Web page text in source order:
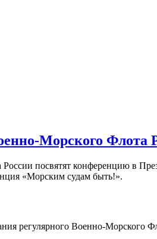
Морского Флота
посвятят конференцию в
«Морским судам быть!».
регулярного Военно-Морского